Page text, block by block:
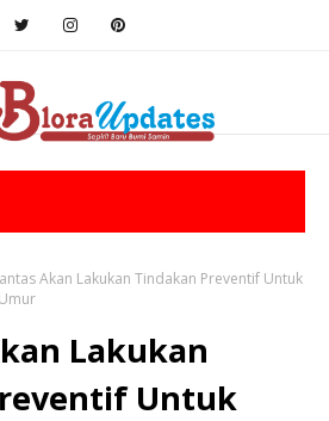
Akan Lakukan Tindakan Preventif Untuk
Lakukan
Untuk